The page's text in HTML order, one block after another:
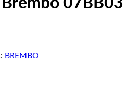
Brembo
BREMBO